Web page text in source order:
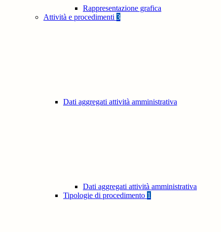
Rappresentazione grafica
Attività e procedimenti 3
Dati aggregati attività amministrativa
Dati aggregati attività amministrativa
Tipologie di procedimento 1